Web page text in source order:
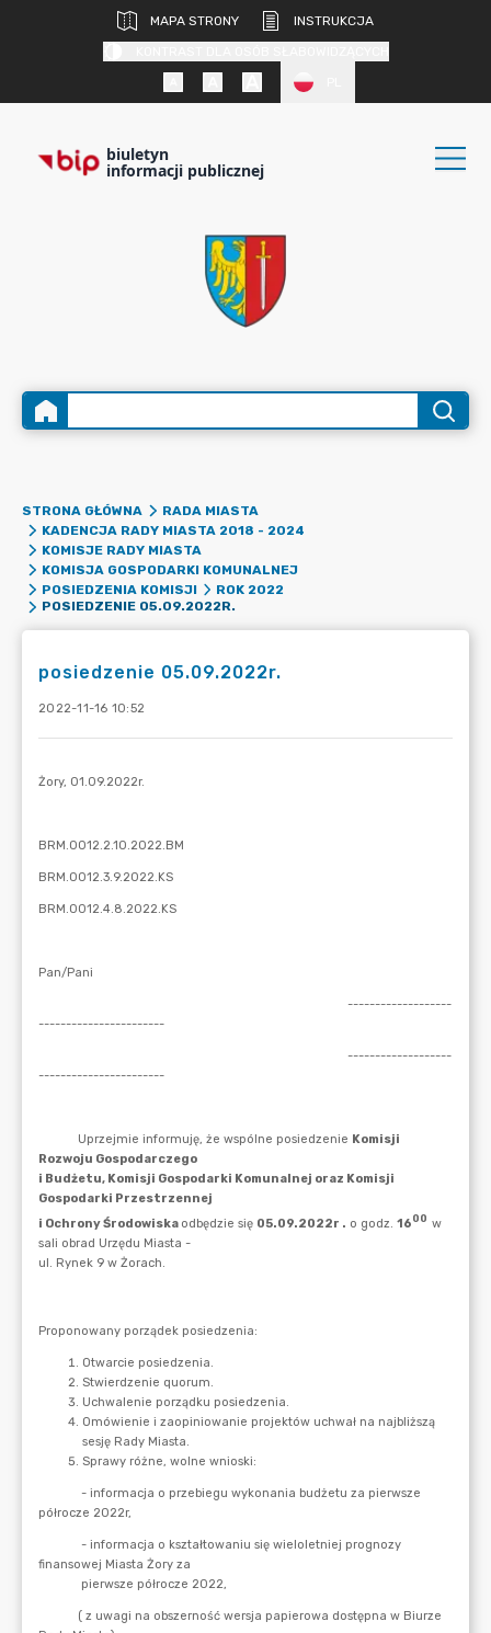
MAPA STRONY
INSTRUKCJA
biuletyn
informacji publicznej
STRONA GŁÓWNA
RADA MIASTA
KADENCJA RADY MIASTA 2018 - 2024
KOMISJE RADY MIASTA
KOMISJA GOSPODARKI KOMUNALNEJ
POSIEDZENIA KOMISJI
ROK 2022
POSIEDZENIE 05.09.2022R.
posiedzenie 05.09.2022r.
2022-11-16 10:52